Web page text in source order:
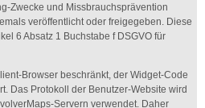
Zwecke und Missbrauchsprävention
veröffentlicht oder freigegeben. Diese
6 Absatz 1 Buchstabe f DSGVO für
Browser beschränkt, der Widget-Code
Das Protokoll der Benutzer-Website wird
Servern verwendet. Daher